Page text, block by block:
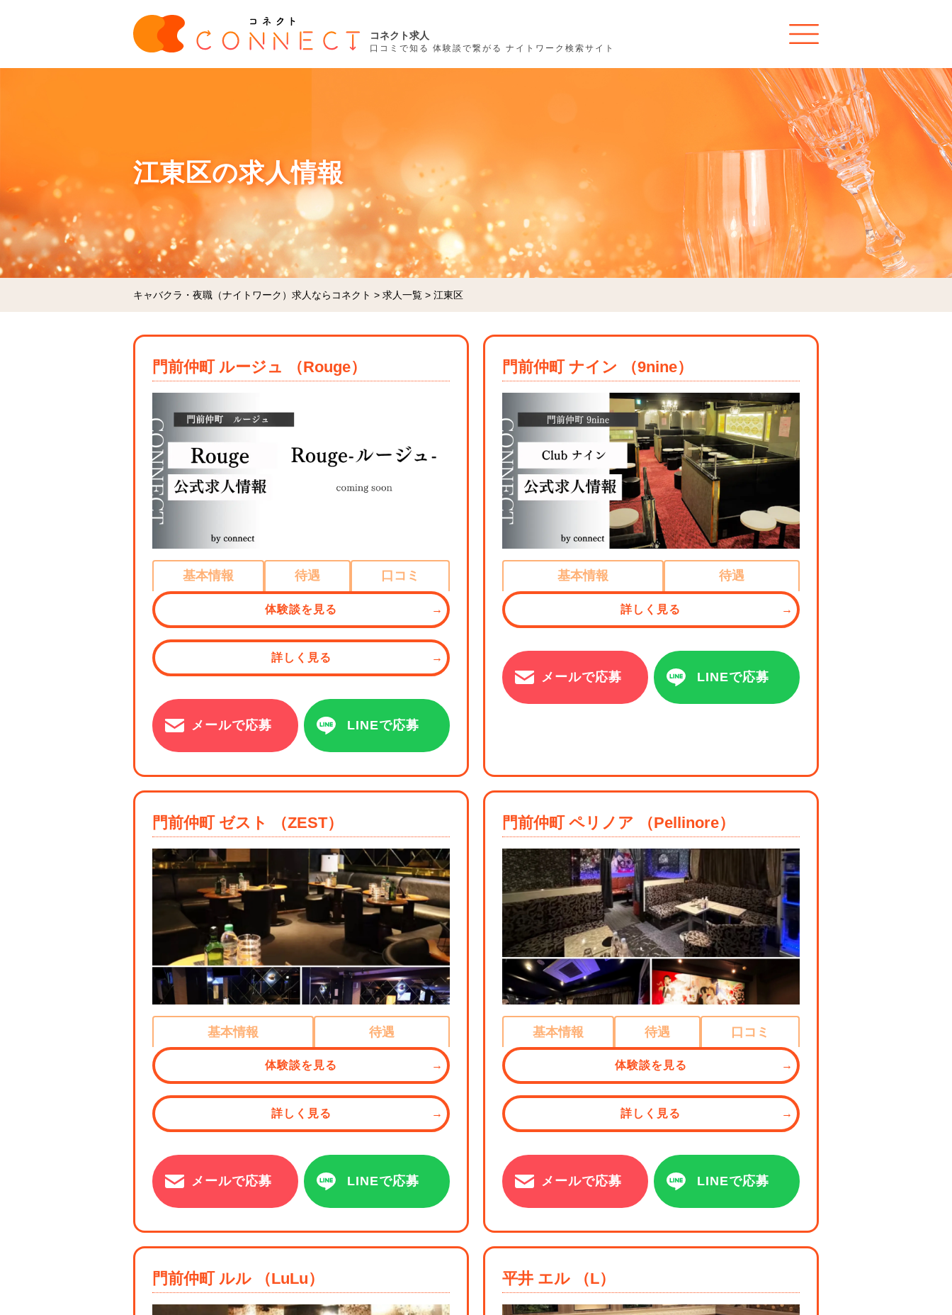
コネクト求人
口コミで知る 体験談で繋がる ナイトワーク検索サイト
江東区の求人情報
キャバクラ・夜職（ナイトワーク）求人ならコネクト > 求人一覧 > 江東区
門前仲町 ルージュ （Rouge）
基本情報 待遇 口コミ
体験談を見る
詳しく見る
メールで応募 LINEで応募
門前仲町 ナイン （9nine）
基本情報 待遇
詳しく見る
メールで応募 LINEで応募
門前仲町 ゼスト （ZEST）
基本情報 待遇
体験談を見る
詳しく見る
メールで応募 LINEで応募
門前仲町 ペリノア （Pellinore）
基本情報 待遇 口コミ
体験談を見る
詳しく見る
メールで応募 LINEで応募
門前仲町 ルル （LuLu） 平井 エル （L）